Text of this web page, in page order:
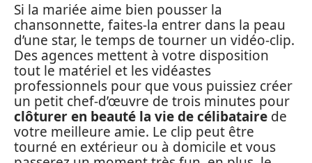
Si la mariée aime bien pousser la
chansonnette, faites-la entrer dans la peau
d’une star, le temps de tourner un vidéo-clip.
Des agences mettent à votre disposition
tout le matériel et les vidéastes
professionnels pour que vous puissiez créer
un petit chef-d’œuvre de trois minutes pour
clôturer en beauté la vie de célibataire de
votre meilleure amie. Le clip peut être
tourné en extérieur ou à domicile et vous